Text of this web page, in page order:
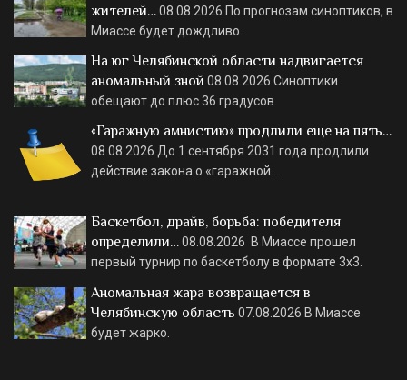
жителей…08.08.2026 По прогнозам синоптиков, в
Миассе будет дождливо.
На юг Челябинской области надвигается
аномальный зной 08.08.2026 Синоптики
обещают до плюс 36 градусов.
«Гаражную амнистию» продлили еще на пять…
08.08.2026 До 1 сентября 2031 года продлили
действие закона о «гаражной…
Баскетбол, драйв, борьба: победителя
определили…08.08.2026 В Миассе прошел
первый турнир по баскетболу в формате 3х3.
Аномальная жара возвращается в
Челябинскую область 07.08.2026 В Миассе
будет жарко.